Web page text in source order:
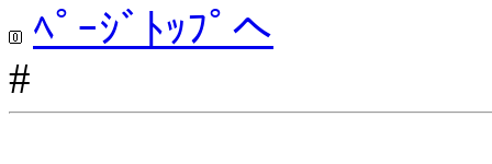
ﾍﾟｰｼﾞﾄｯﾌﾟへ
#